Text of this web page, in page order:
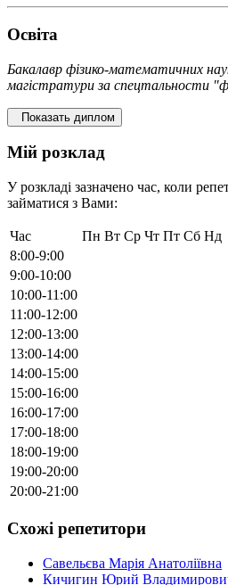
Освiта
Бакалавр фізико-математичних
магістратури за спецтальности
Показать диплом
Мій розклад
У розкладі зазначено час, коли
займатися з Вами:
Час Пн Вт Ср Чт Пт Сб Нд
8:00-9:00
9:00-10:00
10:00-11:00
11:00-12:00
12:00-13:00
13:00-14:00
14:00-15:00
15:00-16:00
16:00-17:00
17:00-18:00
18:00-19:00
19:00-20:00
20:00-21:00
Схожі репетитори
Савельєва Марія Анатоліївна
Кичигин Юрий